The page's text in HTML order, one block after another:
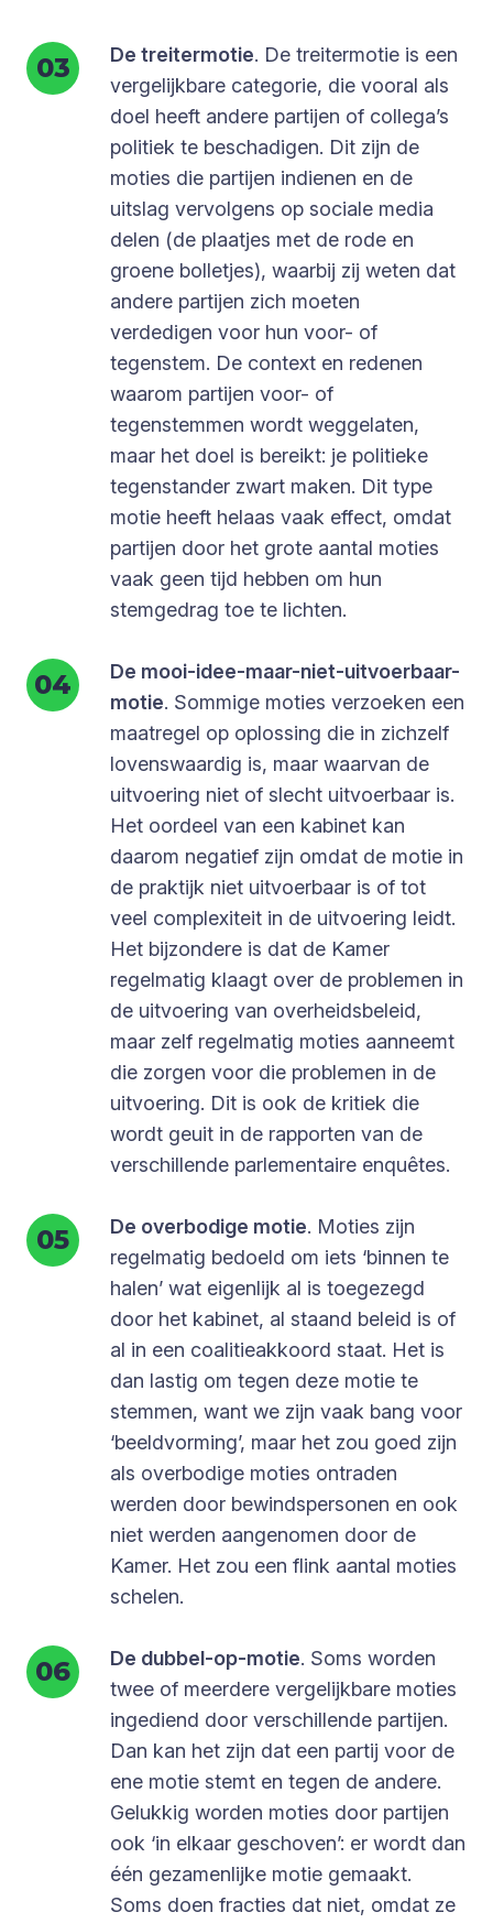
De treitermotie. De treitermotie is een
vergelijkbare categorie, die vooral als
doel heeft andere partijen of collega’s
politiek te beschadigen. Dit zijn de
moties die partijen indienen en de
uitslag vervolgens op sociale media
delen (de plaatjes met de rode en
groene bolletjes), waarbij zij weten dat
andere partijen zich moeten
verdedigen voor hun voor- of
tegenstem. De context en redenen
waarom partijen voor- of
tegenstemmen wordt weggelaten,
maar het doel is bereikt: je politieke
tegenstander zwart maken. Dit type
motie heeft helaas vaak effect, omdat
partijen door het grote aantal moties
vaak geen tijd hebben om hun
stemgedrag toe te lichten.
De mooi-idee-maar-niet-uitvoerbaar-
motie. Sommige moties verzoeken een
maatregel op oplossing die in zichzelf
lovenswaardig is, maar waarvan de
uitvoering niet of slecht uitvoerbaar is.
Het oordeel van een kabinet kan
daarom negatief zijn omdat de motie in
de praktijk niet uitvoerbaar is of tot
veel complexiteit in de uitvoering leidt.
Het bijzondere is dat de Kamer
regelmatig klaagt over de problemen in
de uitvoering van overheidsbeleid,
maar zelf regelmatig moties aanneemt
die zorgen voor die problemen in de
uitvoering. Dit is ook de kritiek die
wordt geuit in de rapporten van de
verschillende parlementaire enquêtes.
De overbodige motie. Moties zijn
regelmatig bedoeld om iets ‘binnen te
halen’ wat eigenlijk al is toegezegd
door het kabinet, al staand beleid is of
al in een coalitieakkoord staat. Het is
dan lastig om tegen deze motie te
stemmen, want we zijn vaak bang voor
‘beeldvorming’, maar het zou goed zijn
als overbodige moties ontraden
werden door bewindspersonen en ook
niet werden aangenomen door de
Kamer. Het zou een flink aantal moties
schelen.
De dubbel-op-motie. Soms worden
twee of meerdere vergelijkbare moties
ingediend door verschillende partijen.
Dan kan het zijn dat een partij voor de
ene motie stemt en tegen de andere.
Gelukkig worden moties door partijen
ook ‘in elkaar geschoven’: er wordt dan
één gezamenlijke motie gemaakt.
Soms doen fracties dat niet, omdat ze